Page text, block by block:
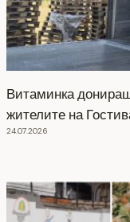
Витаминка
жителите на
24.07.2026